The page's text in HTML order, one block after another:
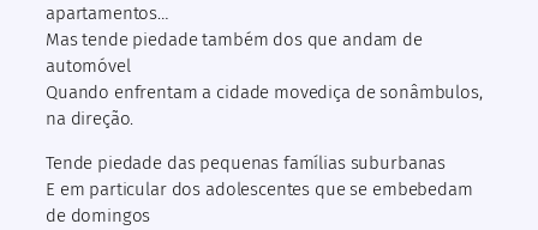
apartamentos…
Mas tende piedade também dos que andam de
automóvel
Quando enfrentam a cidade movediça de sonâmbulos,
na direção.
Tende piedade das pequenas famílias suburbanas
E em particular dos adolescentes que se embebedam
de domingos